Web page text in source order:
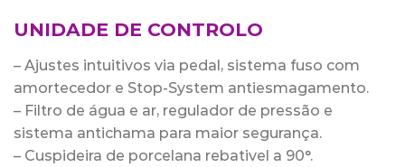
UNIDADE DE CONTROLO
– Ajustes intuitivos via pedal, sistema fuso com
amortecedor e Stop-System antiesmagamento.
– Filtro de água e ar, regulador de pressão e
sistema antichama para maior segurança.
– Cuspideira de porcelana rebativel a 90°.